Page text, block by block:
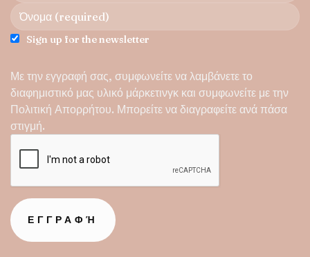
Sign up for the newsletter
Με την εγγραφή σας, συμφωνείτε να λαμβάνετε το
διαφημιστικό μας υλικό μάρκετινγκ και συμφωνείτε με την
Πολιτική Απορρήτου. Μπορείτε να διαγραφείτε ανά πάσα
στιγμή.